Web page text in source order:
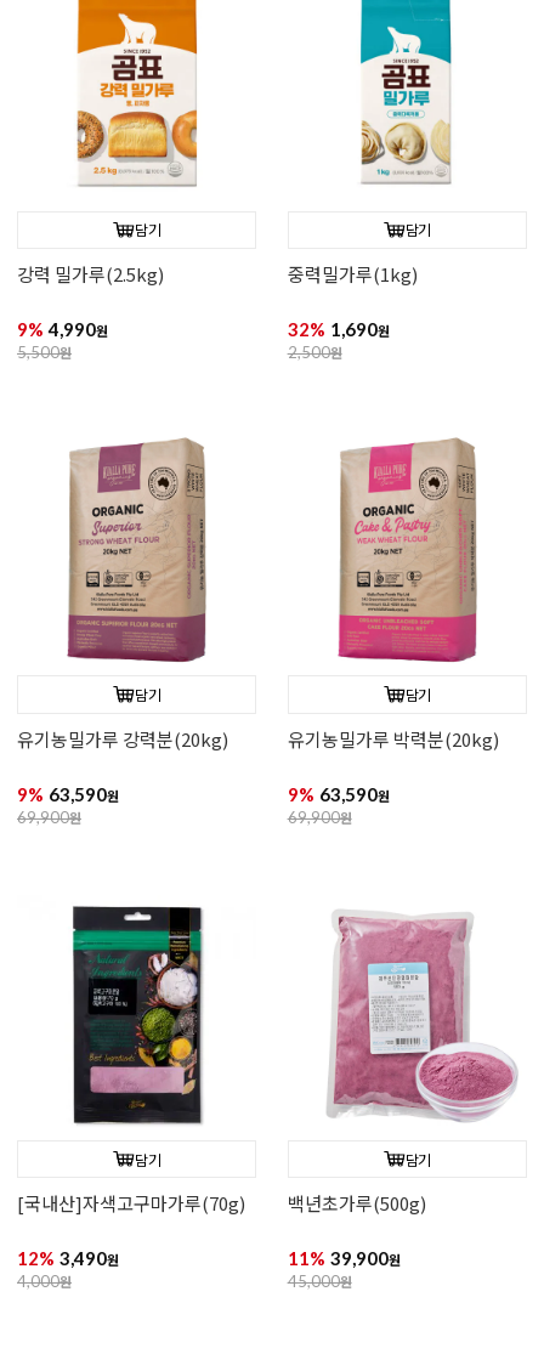
담기
강력 밀가루(2.5kg)
9% 4,990원
5,500원
담기
중력밀가루(1kg)
32% 1,690원
2,500원
담기
유기농밀가루 강력분(20kg)
9% 63,590원
69,900원
담기
유기농밀가루 박력분(20kg)
9% 63,590원
69,900원
담기
[국내산]자색고구마가루(70g)
12% 3,490원
4,000원
담기
백년초가루(500g)
11% 39,900원
45,000원